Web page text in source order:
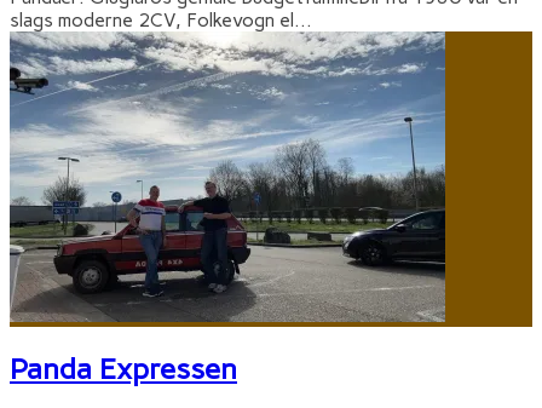
slags moderne 2CV, Folkevogn el...
Panda Expressen